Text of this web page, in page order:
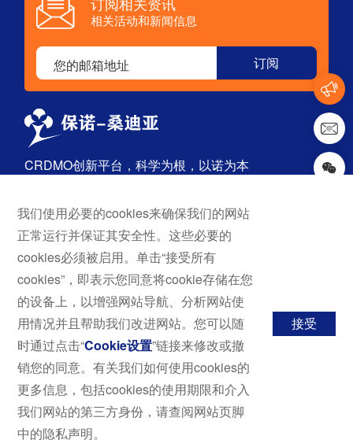
相关活动和新闻信息
CRDMO创新平台，科学为根，以诺为本
首页
关于我们
服务与解决方案
技术平台
新闻与活动
职业发展
联系我们
行业百科
探索
药物发现
原料药
成品药
© 2024 保诺-桑迪亚，
我们使用必要的cookies来确保我们的网站
正常运行并保证其安全性。这些必要的
cookies必须被启用。单击“接受所有
cookies”，即表示您同意将cookie存储在您
的设备上，以增强网站导航、分析网站使
用情况并且帮助我们改进网站。您可以随
时通过点击“Cookie设置”链接来修改或撤
销您的同意。有关我们如何使用cookies的
更多信息，包括cookies的使用期限和介入
我们网站的第三方身份，请查阅网站页脚
中的隐私声明。
接受